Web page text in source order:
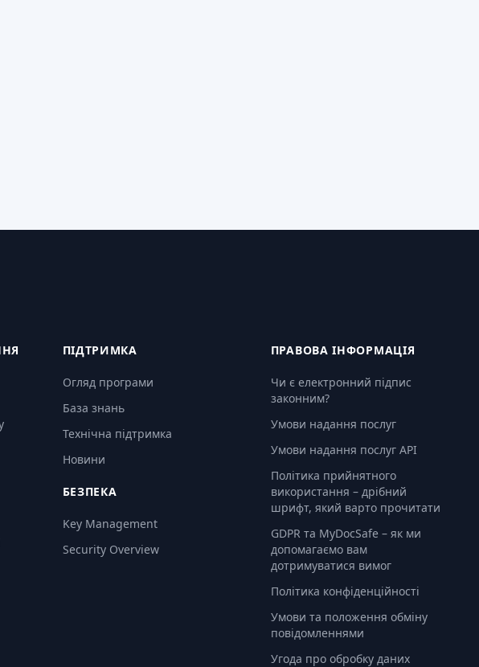
ПІДТРИМКА
Огляд програми
База знань
Технічна підтримка
Новини
БЕЗПЕКА
Key Management
Security Overview
ПРАВОВА ІНФОРМАЦІЯ
Чи є електронний підпис
законним?
Умови надання послуг
Умови надання послуг API
Політика прийнятного
використання – дрібний
шрифт, який варто прочитати
GDPR та MyDocSafe – як ми
допомагаємо вам
дотримуватися вимог
Політика конфіденційності
Умови та положення обміну
повідомленнями
Угода про обробку даних